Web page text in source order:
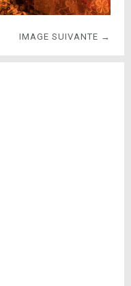
IMAGE SUIVANTE →